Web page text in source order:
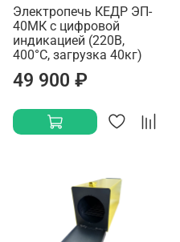
Электропечь КЕДР ЭП-
40МК с цифровой
индикацией (220В,
400°C, загрузка 40кг)
49 900 ₽